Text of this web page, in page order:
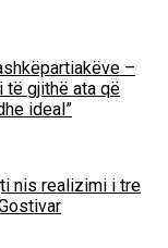
–
të gjithë ata që
ideal”
nis realizimi i tre